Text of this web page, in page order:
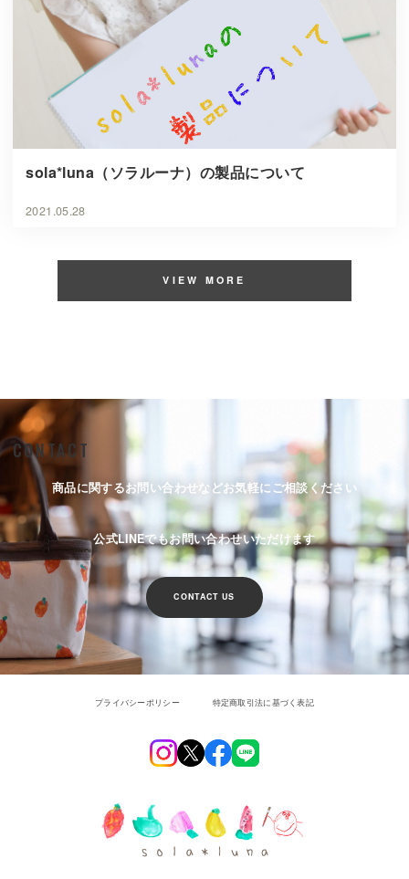
sola*luna（ソラルーナ）の製品について
2021.05.28
VIEW MORE
CONTACT
商品に関するお問い合わせなどお気軽にご相談ください
公式LINEでもお問い合わせいただけます
CONTACT US
プライバシーポリシー 特定商取引法に基づく表記